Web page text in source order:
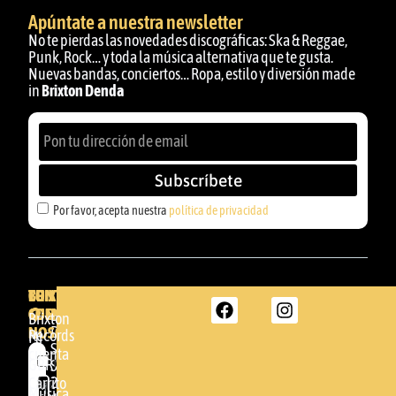
Apúntate a nuestra newsletter
No te pierdas las novedades discográficas: Ska & Reggae,
Punk, Rock… y toda la música alternativa que te gusta.
Nuevas bandas, conciertos… Ropa, estilo y diversión made
in Brixton Denda
Por favor, acepta nuestra política de privacidad
Subscríbete
BRIXTON
DENDA -
SHOP
Somera
24
BRIXTON
Brixton
Records
GBR
TU
CUENTA
Mi
cuenta
Carrito
CONTACTA
CON
NOSOTROS
Por
favor,